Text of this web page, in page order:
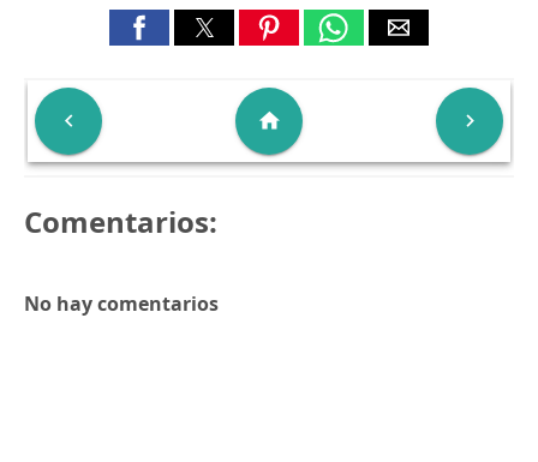
 
home
Comentarios:
No hay comentarios